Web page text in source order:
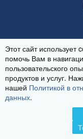
Этот сайт использует
помочь Вам в
пользовательского
продуктов и услуг.
нашей Политикой в
данных.